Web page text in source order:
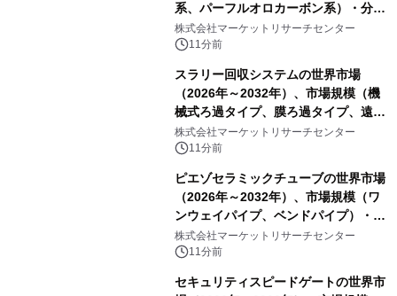
系、パーフルオロカーボン系）・分析
レポートを発表
株式会社マーケットリサーチセンター
11分前
スラリー回収システムの世界市場
（2026年～2032年）、市場規模（機
械式ろ過タイプ、膜ろ過タイプ、遠心
分離タイプ、ハイブリッドタイプ）・
分析レポートを発表
株式会社マーケットリサーチセンター
11分前
ピエゾセラミックチューブの世界市場
（2026年～2032年）、市場規模（ワ
ンウェイパイプ、ベンドパイプ）・分
析レポートを発表
株式会社マーケットリサーチセンター
11分前
セキュリティスピードゲートの世界市